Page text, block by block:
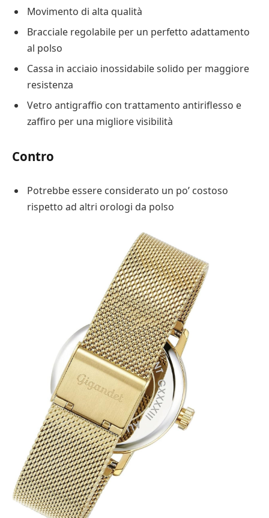
Movimento di alta qualità
Bracciale regolabile per un perfetto adattamento
al polso
Cassa in acciaio inossidabile solido per maggiore
resistenza
Vetro antigraffio con trattamento antiriflesso e
zaffiro per una migliore visibilità
Contro
Potrebbe essere considerato un po’ costoso
rispetto ad altri orologi da polso